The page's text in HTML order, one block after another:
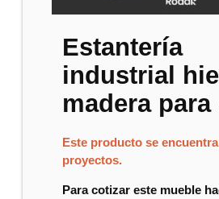
Estantería
industrial
madera para
Este producto se
proyectos.
Para cotizar este mueble